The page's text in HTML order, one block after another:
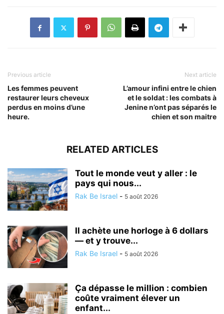
Previous article
Les femmes peuvent
restaurer leurs cheveux
perdus en moins d’une
heure.
Next article
L’amour infini entre le chien
et le soldat : les combats à
Jenine n’ont pas séparés le
chien et son maitre
RELATED ARTICLES
Tout le monde veut y aller : le
pays qui nous...
Rak Be Israel - 5 août 2026
Il achète une horloge à 6 dollars
— et y trouve...
Rak Be Israel - 5 août 2026
Ça dépasse le million : combien
coûte vraiment élever un
enfant...